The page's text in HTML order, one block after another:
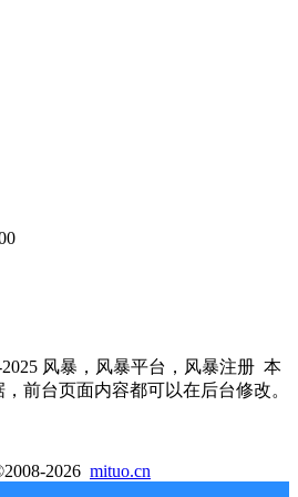
风暴，风暴平台，风暴注册 本
前台页面内容都可以在后台修改。
2026 mituo.cn